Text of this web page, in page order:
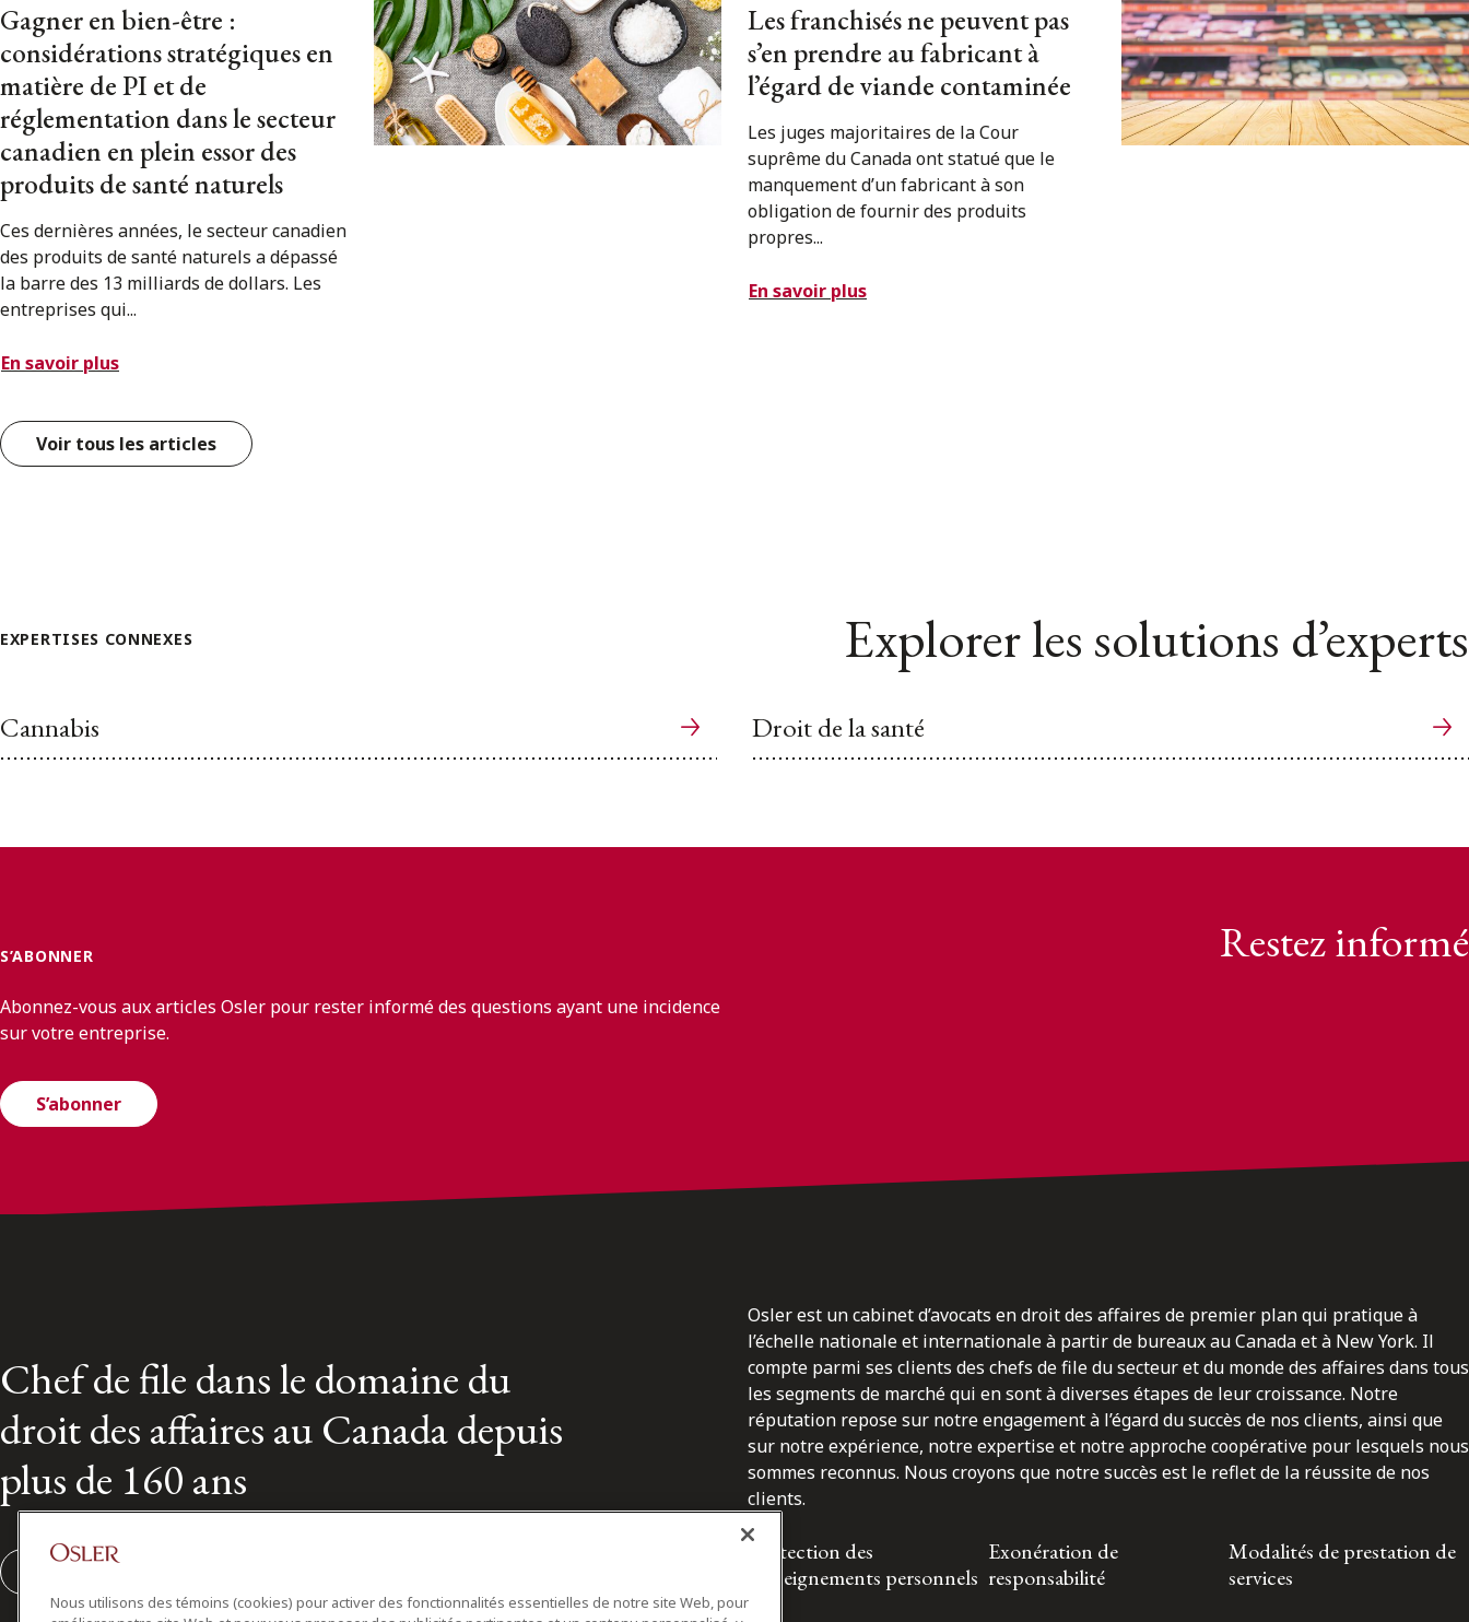
Gagner en bien-être :
considérations stratégiques en
matière de PI et de
réglementation dans le secteur
canadien en plein essor des
produits de santé naturels
Ces dernières années, le secteur canadien
des produits de santé naturels a dépassé
la barre des 13 milliards de dollars. Les
entreprises qui...
En savoir plus
Les franchisés ne peuvent pas
s’en prendre au fabricant à
l’égard de viande contaminée
Les juges majoritaires de la Cour
suprême du Canada ont statué que le
manquement d’un fabricant à son
obligation de fournir des produits
propres...
En savoir plus
Voir tous les articles
EXPERTISES CONNEXES Explorer les solutions d’experts
Cannabis Droit de la santé
S’ABONNER Restez informé
Abonnez-vous aux articles Osler pour rester informé des questions ayant une incidence
sur votre entreprise.
S’abonner
Chef de file dans le domaine du
droit des affaires au Canada depuis
plus de 160 ans
Osler est un cabinet d’avocats en droit des affaires de premier plan qui pratique à
l’échelle nationale et internationale à partir de bureaux au Canada et à New York. Il
compte parmi ses clients des chefs de file du secteur et du monde des affaires dans tous
les segments de marché qui en sont à diverses étapes de leur croissance. Notre
réputation repose sur notre engagement à l’égard du succès de nos clients, ainsi que
sur notre expérience, notre expertise et notre approche coopérative pour lesquels nous
sommes reconnus. Nous croyons que notre succès est le reflet de la réussite de nos
clients.
Protection des
renseignements personnels
Exonération de
responsabilité
Modalités de prestation de
services
Nous utilisons des témoins (cookies) pour activer des fonctionnalités essentielles de notre site Web, pour